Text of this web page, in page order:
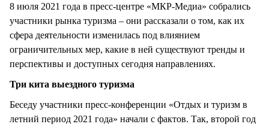
8 июля 2021 года в пресс-центре «МКР-Медиа» собрались
участники рынка туризма – они рассказали о том, как их
сфера деятельности изменилась под влиянием
ограничительных мер, какие в ней существуют тренды и
перспективы и доступных сегодня направлениях.
Три кита выездного туризма
Беседу участники пресс-конференции «Отдых и туризм в
летний период 2021 года» начали с фактов. Так, второй год